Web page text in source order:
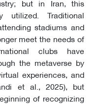
Traditional
stadiums and
meet the needs of
clubs have
the metaverse by
experiences, and
et al., 2025), but
of recognizing